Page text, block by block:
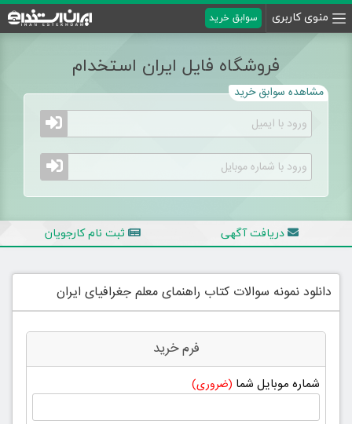
منوی کاربری سوابق خرید
فروشگاه فایل ایران استخدام
مشاهده سوابق خرید
دریافت آگهی ثبت نام کارجویان
دانلود نمونه سوالات کتاب راهنمای معلم جغرافیای ایران
فرم خرید
شماره موبایل شما (ضروری)